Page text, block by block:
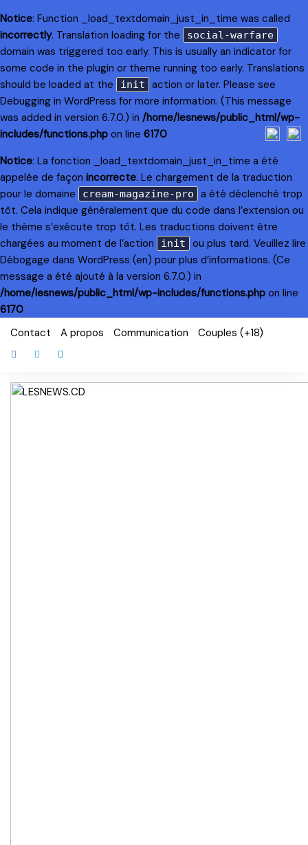
Notice: Function _load_textdomain_just_in_time was called
incorrectly. Translation loading for the social-warfare
domain was triggered too early. This is usually an indicator for
some code in the plugin or theme running too early. Translations
should be loaded at the
init
action or later. Please see
Debugging in WordPress for more information. (This message
was added in version 6.7.0.) in /home/lesnews/public_html/wp-
includes/functions.php on line 6170
Notice: La fonction _load_textdomain_just_in_time a été
appelée de façon incorrecte. Le chargement de la traduction
pour le domaine
cream-magazine-pro
a été déclenché trop
tôt. Cela indique généralement que du code dans l’extension ou
le thème s’exécute trop tôt. Les traductions doivent être
chargées au moment de l’action
init
ou plus tard. Veuillez lire
Débogage dans WordPress (en) pour plus d’informations. (Ce
message a été ajouté à la version 6.7.0.) in
/home/lesnews/public_html/wp-includes/functions.php on line
6170
Skip
content
Contact A propos Communication Couples (+18)